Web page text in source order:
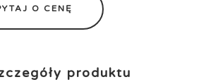
O CENĘ
produktu